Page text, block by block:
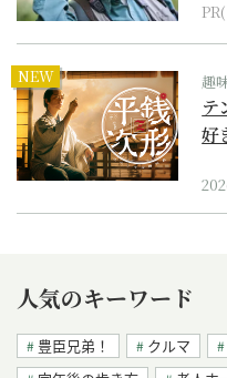
NEW 趣
テ
好
人気のキーワード
豊臣兄弟！ クルマ